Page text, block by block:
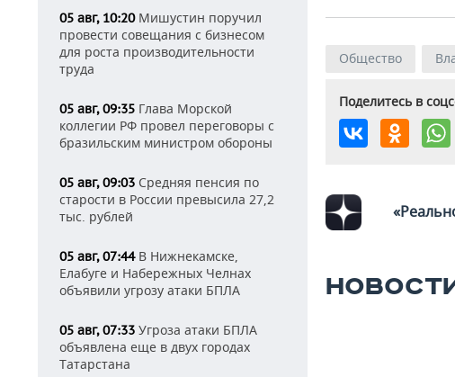
05 авг, 10:20Мишустин поручил
провести совещания с бизнесом
для роста производительности
труда
05 авг, 09:35 Глава Морской
коллегии РФ провел переговоры с
бразильским министром обороны
05 авг, 09:03 Средняя пенсия по
старости в России превысила 27,2
тыс. рублей
05 авг, 07:44В Нижнекамске,
Елабуге и Набережных Челнах
объявили угрозу атаки БПЛА
05 авг, 07:33 Угроза атаки БПЛА
объявлена еще в двух городах
Татарстана
Общество
Поделитесь в